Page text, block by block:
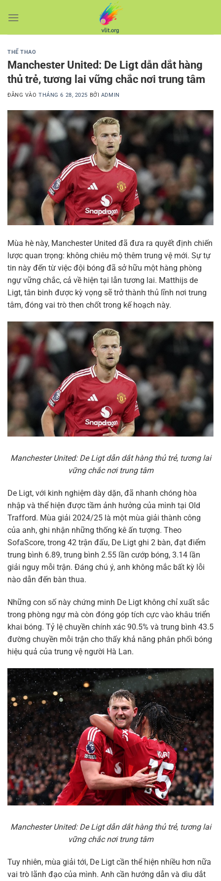
qua
THỂ THAO
Manchester United: De Ligt dẫn dắt hàng
thủ trẻ, tương lai vững chắc nơi trung tâm
ĐĂNG VÀOTHÁNG 6 28, 2025 BỞI ADMIN
Mùa hè này, Manchester United đã đưa ra quyết định chiến
lược quan trọng: không chiêu mộ thêm trung vệ mới. Sự tự
tin này đến từ việc đội bóng đã sở hữu một hàng phòng
ngự vững chắc, cả về hiện tại lẫn tương lai. Matthijs de
Ligt, tân binh được kỳ vọng sẽ trở thành thủ lĩnh nơi trung
tâm, đóng vai trò then chốt trong kế hoạch này.
Manchester United: De Ligt dẫn dắt hàng thủ trẻ, tương lai
vững chắc nơi trung tâm
De Ligt, với kinh nghiệm dày dặn, đã nhanh chóng hòa
nhập và thể hiện được tầm ảnh hưởng của mình tại Old
Trafford. Mùa giải 2024/25 là một mùa giải thành công
của anh, ghi nhận những thống kê ấn tượng. Theo
SofaScore, trong 42 trận đấu, De Ligt ghi 2 bàn, đạt điểm
trung bình 6.89, trung bình 2.55 lần cướp bóng, 3.14 lần
giải nguy mỗi trận. Đáng chú ý, anh không mắc bất kỳ lỗi
nào dẫn đến bàn thua.
Những con số này chứng minh De Ligt không chỉ xuất sắc
trong phòng ngự mà còn đóng góp tích cực vào khâu triển
khai bóng. Tỷ lệ chuyền chính xác 90.5% và trung bình 43.5
đường chuyền mỗi trận cho thấy khả năng phân phối bóng
hiệu quả của trung vệ người Hà Lan.
Manchester United: De Ligt dẫn dắt hàng thủ trẻ, tương lai
vững chắc nơi trung tâm
Tuy nhiên, mùa giải tới, De Ligt cần thể hiện nhiều hơn nữa
vai trò lãnh đạo của mình. Anh cần hướng dẫn và dìu dắt